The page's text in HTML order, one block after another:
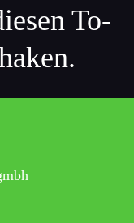
To-